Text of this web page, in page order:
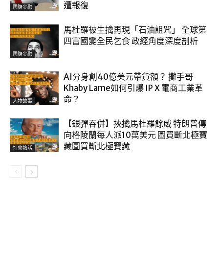
國際金融 遭報復
國際金融
馬杜羅被生擒再現「石油詛咒」 全球第
四富國變全民乞食 政經角度深度剖析
人物故事
AI分身創40億美元帶貨額？ 攤手哥
Khaby Lame如何引爆 IP X 電商工業革
命？
社會熱話
【銀彈吞併】挾擒馬杜羅餘威 特朗普傳
向格陵蘭每人派10萬美元 圖買斷北極寶
藏圖買斷北極寶藏